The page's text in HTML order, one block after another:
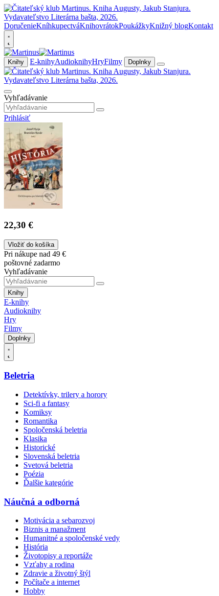
DoručenieKníhkupectváKnihovrátokPoukážkyKnižný blogKontakt
Knihy E-knihyAudioknihyHryFilmy Doplnky
Vyhľadávanie
Prihlásiť
22,30 €
Vložiť do košíka
Pri nákupe nad 49 €
poštovné zadarmo
Vyhľadávanie
Knihy
E-knihy
Audioknihy
Hry
Filmy
Doplnky
Beletria
Detektívky, trilery a horory
Sci-fi a fantasy
Komiksy
Romantika
Spoločenská beletria
Klasika
Historické
Slovenská beletria
Svetová beletria
Poézia
Ďalšie kategórie
Náučná a odborná
Motivácia a sebarozvoj
Biznis a manažment
Humanitné a spoločenské vedy
História
Životopisy a reportáže
Vzťahy a rodina
Zdravie a životný štýl
Počítače a internet
Hobby